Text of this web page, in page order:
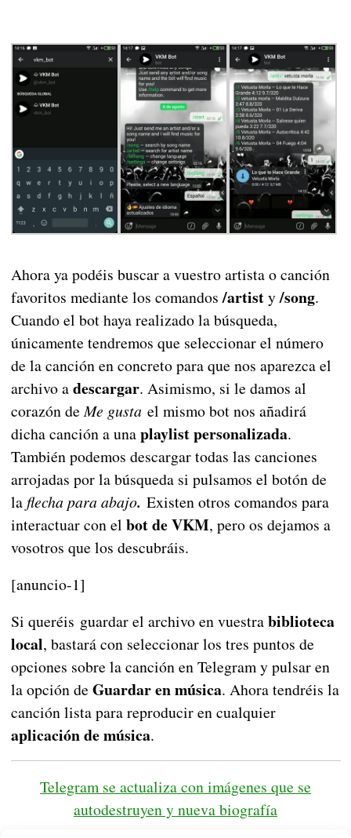
Ahora ya podéis buscar a vuestro artista o canción
favoritos mediante los comandos/artisty/song.
Cuando el bot haya realizado la búsqueda,
únicamente tendremos que seleccionar el número
de la canción en concreto para que nos aparezca el
archivo adescargar. Asimismo, si le damos al
corazón de Me gusta el mismo bot nos añadirá
dicha canción a unaplaylist personalizada.
También podemos descargar todas las canciones
arrojadas por la búsqueda si pulsamos el botón de
la flecha para abajo. Existen otros comandos para
interactuar con el bot de VKM, pero os dejamos a
vosotros que los descubráis.
[anuncio-1]
Si queréis guardar el archivo en vuestrabiblioteca
local, bastará con seleccionar los tres puntos de
opciones sobre la canción en Telegram y pulsar en
la opción de Guardar en música. Ahora tendréis la
canción lista para reproducir en cualquier
aplicación de música.
Telegram se actualiza con imágenes que se
autodestruyen y nueva biografía